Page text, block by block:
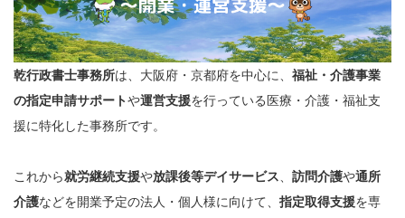
乾行政書士事務所は、大阪府・京都府を中心に、 福祉・介護事業
の指定申請サポートや運営支援を行っている医療・介護・福祉支
援に特化した事務所です。
これから就労継続支援や放課後等デイサービス 訪問介護や通所
介護などを開業予定の法人・個人様に向けて、 指定取得支援を専